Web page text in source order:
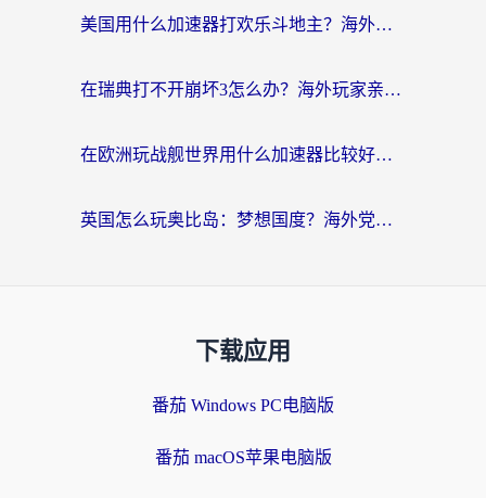
美国用什么加速器打欢乐斗地主？海外党亲测有效的国服游戏加速指南
在瑞典打不开崩坏3怎么办？海外玩家亲测有效的国服游戏加速指南
在欧洲玩战舰世界用什么加速器比较好用？老玩家亲测有效的低延迟方案
英国怎么玩奥比岛：梦想国度？海外党不卡攻略+加速器选择秘籍
下载应用
番茄 Windows PC电脑版
番茄 macOS苹果电脑版